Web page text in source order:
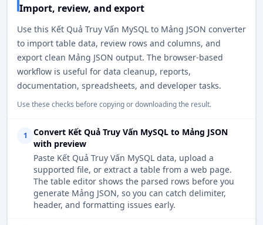
Import, review, and export
Use this Kết Quả Truy Vấn MySQL to Mảng JSON converter
to import table data, review rows and columns, and
export clean Mảng JSON output. The browser-based
workflow is useful for data cleanup, reports,
documentation, spreadsheets, and developer tasks.
Use these checks before copying or downloading the result.
1
Convert Kết Quả Truy Vấn MySQL to Mảng JSON
with preview
Paste Kết Quả Truy Vấn MySQL data, upload a
supported file, or extract a table from a web page.
The table editor shows the parsed rows before you
generate Mảng JSON, so you can catch delimiter,
header, and formatting issues early.